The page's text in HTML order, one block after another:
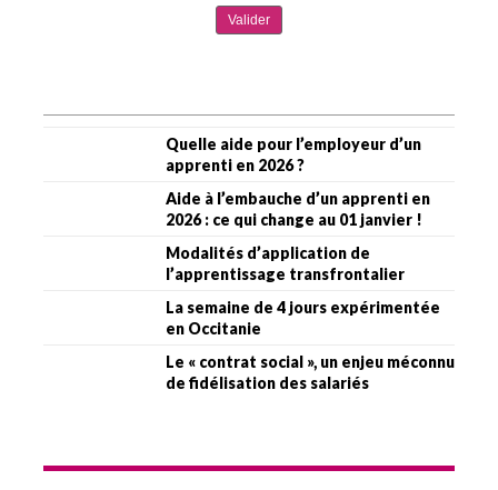
Quelle aide pour l’employeur d’un
apprenti en 2026 ?
Aide à l’embauche d’un apprenti en
2026 : ce qui change au 01 janvier !
Modalités d’application de
l’apprentissage transfrontalier
La semaine de 4 jours expérimentée
en Occitanie
Le « contrat social », un enjeu méconnu
de fidélisation des salariés